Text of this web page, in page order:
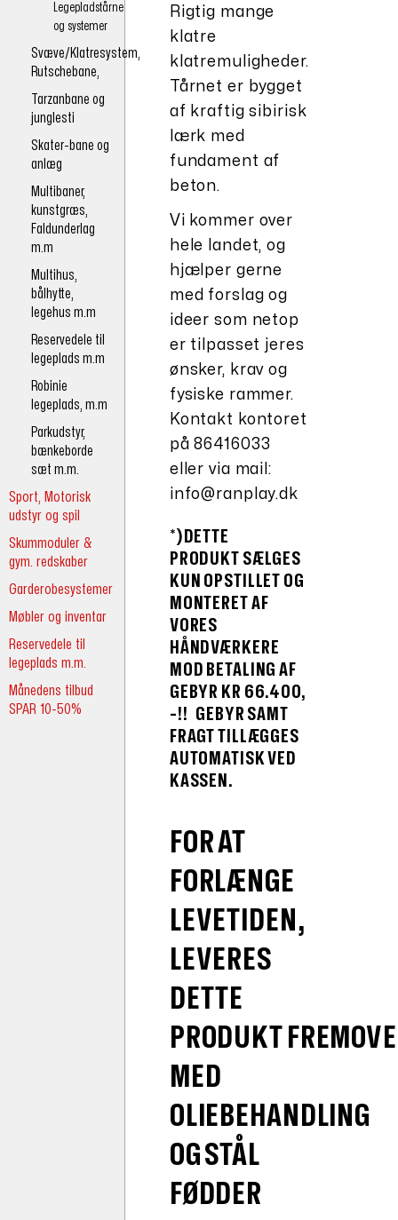
Legepladstårne
og systemer
Svæve/Klatresystem,
Rutschebane,
Tarzanbane og
junglesti
Skater-bane og
anlæg
Multibaner,
kunstgræs,
Faldunderlag
m.m
Multihus,
bålhytte,
legehus m.m
Reservedele til
legeplads m.m
Robinie
legeplads, m.m
Parkudstyr,
bænkeborde
sæt m.m.
Sport, Motorisk
udstyr og spil
Skummoduler &
gym. redskaber
Garderobesystemer
Møbler og inventar
Reservedele til
legeplads m.m.
Månedens tilbud
SPAR 10-50%
Rigtig mange
klatre
klatremuligheder.
Tårnet er bygget
af kraftig sibirisk
lærk med
fundament af
beton.
Vi kommer over
hele landet, og
hjælper gerne
med forslag og
ideer som netop
er tilpasset jeres
ønsker, krav og
fysiske rammer.
Kontakt kontoret
på 86416033
eller via mail:
info@ranplay.dk
*)DETTE
PRODUKT SÆLGES
KUN OPSTILLET OG
MONTERET AF
VORES
HÅNDVÆRKERE
MOD BETALING AF
GEBYR KR 66.400,
-!! GEBYR SAMT
FRAGT TILLÆGGES
AUTOMATISK VED
KASSEN.
FOR AT
FORLÆNGE
LEVETIDEN,
LEVERES
DETTE
PRODUKT
MED
OLIEBEHANDLING
OG STÅL
FØDDER